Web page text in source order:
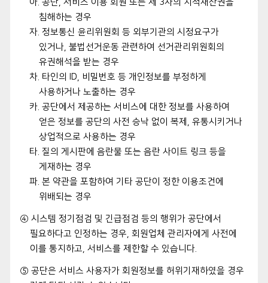
아. 공단, 서비스 이용 회원 또는 제 3자의 지적재산권을
침해하는 경우
자. 정보통신 윤리위원회 등 외부기관의 시정요구가
있거나, 불법선거운동 관련하여 선거관리위원회의
유권해석을 받는 경우
차. 타인의 ID, 비밀번호 등 개인정보를 부정하게
사용하거나 노출하는 경우
카. 공단에서 제공하는 서비스에 대한 정보를 사용하여
얻은 정보를 공단의 사전 승낙 없이 복제, 유통시키거나
상업적으로 사용하는 경우
타. 질의 게시판에 음란물 또는 음란 사이트 링크 등을
게재하는 경우
파. 본 약관을 포함하여 기타 공단이 정한 이용조건에
위배되는 경우
④ 시스템 정기점검 및 긴급점검 등의 행위가 공단에서
필요하다고 인정하는 경우, 회원업체 관리자에게 사전에
이를 통지하고, 서비스를 제한할 수 있습니다.
⑤ 공단은 서비스 사용자가 회원정보를 허위기재하였을 경우